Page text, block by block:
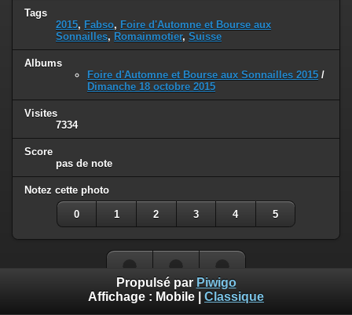
Tags
2015, Fabso, Foire d'Automne et Bourse aux
Sonnailles, Romainmotier, Suisse
Albums
Foire d'Automne et Bourse aux Sonnailles 2015 /
Dimanche 18 octobre 2015
Visites
7334
Score
pas de note
Notez cette photo
0 1 2 3 4 5
Propulsé par Piwigo
Affichage : Mobile Classique